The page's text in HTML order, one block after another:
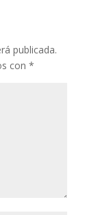
publicada.
con *